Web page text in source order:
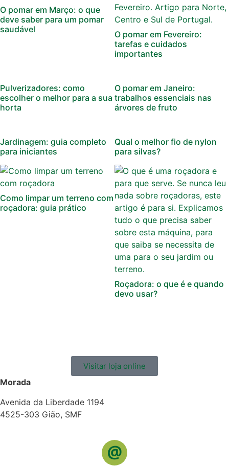
O pomar em Março: o que
deve saber para um pomar
saudável
O pomar em Fevereiro:
tarefas e cuidados
importantes
Pulverizadores: como
escolher o melhor para a sua
horta
O pomar em Janeiro:
trabalhos essenciais nas
árvores de fruto
Jardinagem: guia completo
para iniciantes
Qual o melhor fio de nylon
para silvas?
Como limpar um terreno com
roçadora: guia prático
Roçadora: o que é e quando
devo usar?
Visitar loja online
Morada
Avenida da Liberdade 1194
4525-303 Gião, SMF